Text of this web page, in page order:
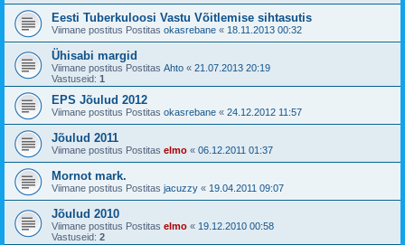
Eesti Tuberkuloosi Vastu Võitlemise sihtasutis
Viimane postitus Postitas okasrebane « 18.11.2013 00:32
Ühisabi margid
Viimane postitus Postitas Ahto « 21.07.2013 20:19
Vastuseid: 1
EPS Jõulud 2012
Viimane postitus Postitas okasrebane « 24.12.2012 11:57
Jõulud 2011
Viimane postitus Postitas elmo « 06.12.2011 01:37
Mornot mark.
Viimane postitus Postitas jacuzzy « 19.04.2011 09:07
Jõulud 2010
Viimane postitus Postitas elmo « 19.12.2010 00:58
Vastuseid: 2